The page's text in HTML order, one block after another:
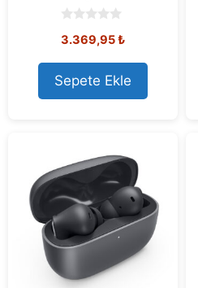
o
t
o
f
5
3.369,95₺
Sepete Ekle